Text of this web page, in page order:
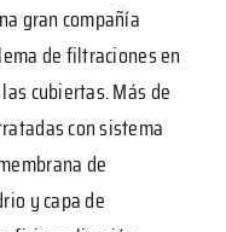
gran compañía
de filtraciones en
cubiertas. Más de
con sistema
de
y capa de